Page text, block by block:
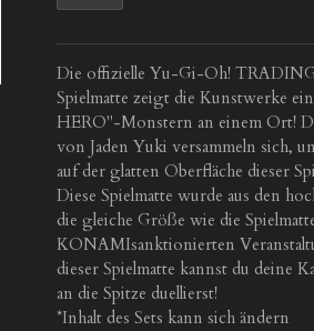
Die offizielle Yu-Gi-Oh!
Spielmatte zeigt die Kunstwerke
HERO"-Monstern an einem Ort!
von Jaden Yuki versammeln sich,
auf der glatten Oberfläche dieser
Diese Spielmatte wurde aus den
die gleiche Größe wie die
KONAMIsanktionierten
dieser Spielmatte kannst du deine
an die Spitze duellierst!
*Inhalt des Sets kann sich ändern